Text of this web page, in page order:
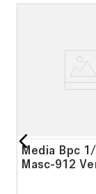
Media Bpc
Masc-912